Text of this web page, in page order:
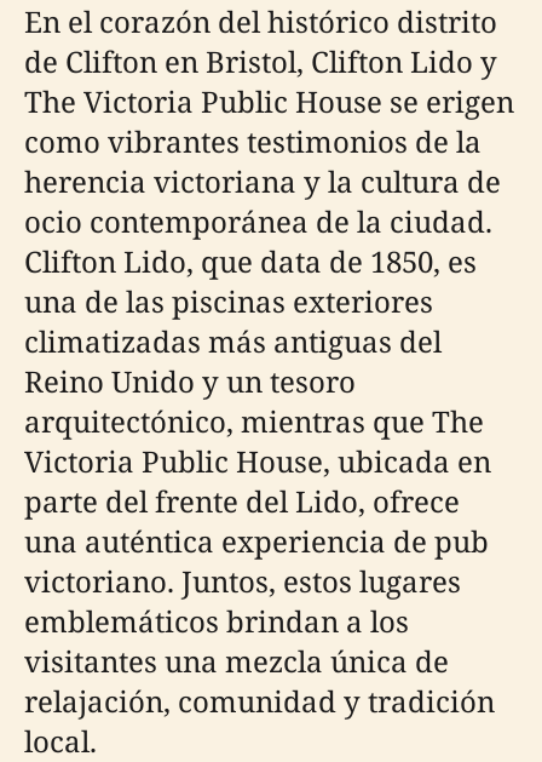
En el corazón del histórico distrito
de Clifton en Bristol, Clifton Lido y
The Victoria Public House se erigen
como vibrantes testimonios de la
herencia victoriana y la cultura de
ocio contemporánea de la ciudad.
Clifton Lido, que data de 1850, es
una de las piscinas exteriores
climatizadas más antiguas del
Reino Unido y un tesoro
arquitectónico, mientras que The
Victoria Public House, ubicada en
parte del frente del Lido, ofrece
una auténtica experiencia de pub
victoriano. Juntos, estos lugares
emblemáticos brindan a los
visitantes una mezcla única de
relajación, comunidad y tradición
local.